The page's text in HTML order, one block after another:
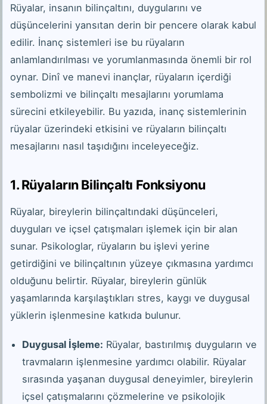
Rüyalar, insanın bilinçaltını, duygularını ve
düşüncelerini yansıtan derin bir pencere olarak kabul
edilir. İnanç sistemleri ise bu rüyaların
anlamlandırılması ve yorumlanmasında önemli bir rol
oynar. Dinî ve manevi inançlar, rüyaların içerdiği
sembolizmi ve bilinçaltı mesajlarını yorumlama
sürecini etkileyebilir. Bu yazıda, inanç sistemlerinin
rüyalar üzerindeki etkisini ve rüyaların bilinçaltı
mesajlarını nasıl taşıdığını inceleyeceğiz.
1. Rüyaların Bilinçaltı Fonksiyonu
Rüyalar, bireylerin bilinçaltındaki düşünceleri,
duyguları ve içsel çatışmaları işlemek için bir alan
sunar. Psikologlar, rüyaların bu işlevi yerine
getirdiğini ve bilinçaltının yüzeye çıkmasına yardımcı
olduğunu belirtir. Rüyalar, bireylerin günlük
yaşamlarında karşılaştıkları stres, kaygı ve duygusal
yüklerin işlenmesine katkıda bulunur.
Duygusal İşleme: Rüyalar, bastırılmış duyguların ve
travmaların işlenmesine yardımcı olabilir. Rüyalar
sırasında yaşanan duygusal deneyimler, bireylerin
içsel çatışmalarını çözmelerine ve psikolojik